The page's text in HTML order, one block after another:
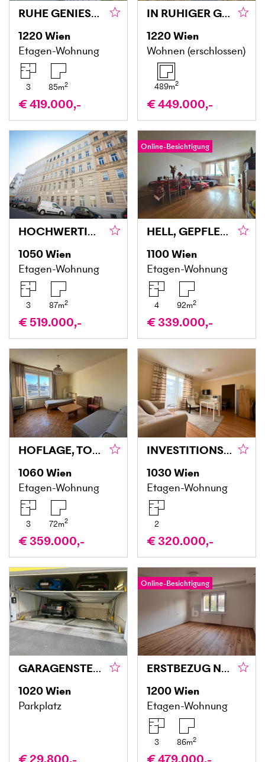
RUHE GENIESSEN, STADT ERLEBEN
1220Wien
Etagen-Wohnung
3 85m2
€ 419.000,-
IN RUHIGER GRÜNLAGE MIT UNVERBAUBAREM AUSBLICK
1220Wien
Wohnen (erschlossen)
489m2
€ 449.000,-
HOCHWERTIGER ALTBAU IN ZENTRALER LAGE - ERSTBEZUG NACH SANIERUNG
1050Wien
Etagen-Wohnung
3 87m2
€ 519.000,-
Online-Besichtigung
HELL, GEPFLEGT UND GUT ANGEBUNDEN
1100Wien
Etagen-Wohnung
4 92m2
€ 339.000,-
HOFLAGE, TOP-BK UND FERNBLICK
1060Wien
Etagen-Wohnung
3 72m2
€ 359.000,-
INVESTITIONSMÖGLICHKEIT: CHARMANTES WOHNEN IN BESTER LAGE
1030Wien
Etagen-Wohnung
2
€ 320.000,-
GARAGENSTELLPLATZ 3 MINUTEN VON PRATERSTERN ENTFERNT
1020Wien
Parkplatz
Online-Besichtigung
ERSTBEZUG NACH KERNSANIERUNG - AUGARTEN VOR DER TÜR!
1200Wien
Etagen-Wohnung
3 86m2